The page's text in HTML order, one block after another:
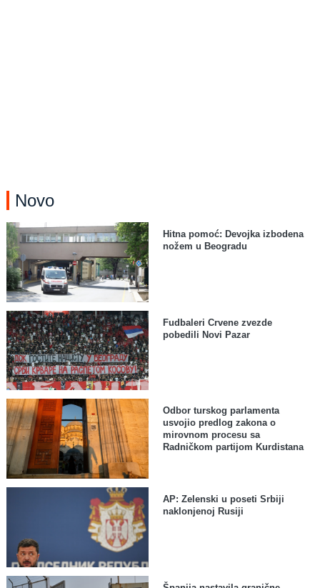
Novo
Hitna pomoć: Devojka izbodena
nožem u Beogradu
Fudbaleri Crvene zvezde
pobedili Novi Pazar
Odbor turskog parlamenta
usvojio predlog zakona o
mirovnom procesu sa
Radničkom partijom Kurdistana
AP: Zelenski u poseti Srbiji
naklonjenoj Rusiji